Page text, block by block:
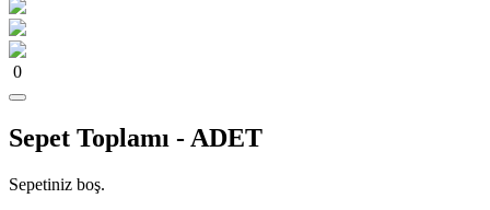
0
Sepet Toplamı - ADET
Sepetiniz boş.